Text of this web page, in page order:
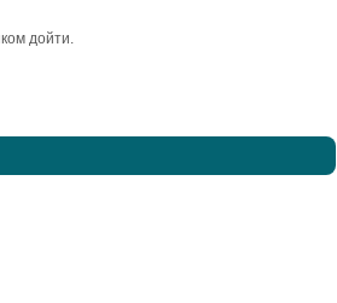
дойти.